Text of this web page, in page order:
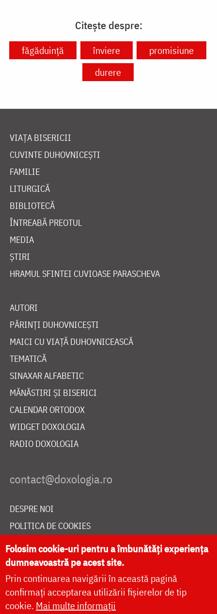
Citește despre:
făgăduință înviere
promisiune
durere
VIAȚA BISERICII
CUVINTE DUHOVNICEȘTI
FAMILIE
LITURGICĂ
BIBLIOTECĂ
ÎNTREABĂ PREOTUL
MEDIA
ȘTIRI
HRAMUL SFINTEI CUVIOASE PARASCHEVA
AUTORI
PĂRINȚI DUHOVNICEȘTI
MAICI CU VIAȚĂ DUHOVNICEASCĂ
TEMATICĂ
SINAXAR ALFABETIC
MĂNĂSTIRI ȘI BISERICI
CALENDAR ORTODOX
WIDGET DOXOLOGIA
RADIO DOXOLOGIA
DESPRE NOI
POLITICA DE COOKIES
DONEAZĂ ONLINE PENTRU CATEDRALA NAȚIONALĂ
LIVE
Folosim cookie-uri pentru a îmbunătăți experiența
dumneavoastră pe acest site.
Prin continuarea navigării în această pagină
confirmați acceptarea utilizării fișierelor de tip
cookie. Mai multe informații